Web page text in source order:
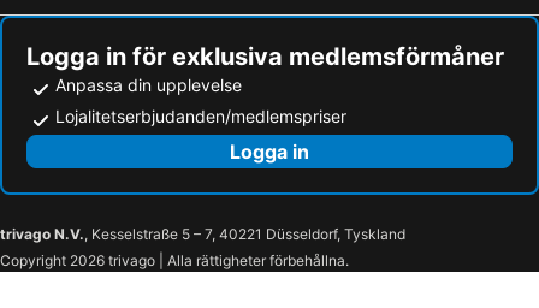
Logga in för exklusiva medlemsförmåner
Anpassa din upplevelse
Lojalitetserbjudanden/medlemspriser
Logga in
trivago N.V., Kesselstraße 5 – 7, 40221 Düsseldorf, Tyskland
Copyright 2026 trivago | Alla rättigheter förbehållna.